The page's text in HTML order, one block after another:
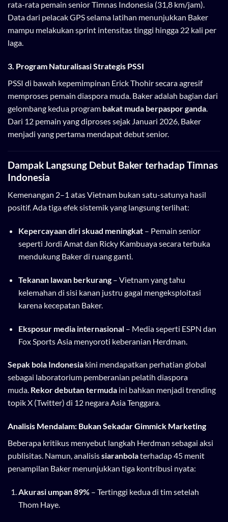
rata-rata pemain senior Timnas Indonesia (31,8 km/jam).
Data dari pelacak GPS selama latihan menunjukkan Baker
mampu melakukan sprint intensitas tinggi hingga 22 kali per
laga.
3. Program Naturalisasi Strategis PSSI
PSSI di bawah kepemimpinan Erick Thohir secara agresif
memproses pemain diaspora muda. Baker adalah bagian dari
gelombang kedua program bakat muda berpaspor ganda.
Dari 12 pemain yang diproses sejak Januari 2026, Baker
menjadi yang pertama mendapat debut senior.
Dampak Langsung Debut Baker terhadap Timnas
Indonesia
Kemenangan 2–1 atas Vietnam bukan satu-satunya hasil
positif. Ada tiga efek sistemik yang langsung terlihat:
Kepercayaan diri skuad meningkat– Pemain senior
seperti Jordi Amat dan Ricky Kambuaya secara terbuka
mendukung Baker di ruang ganti.
Tekanan lawan berkurang– Vietnam yang tahu
kelemahan di sisi kanan justru gagal mengeksploitasi
karena kecepatan Baker.
Eksposur media internasional– Media seperti ESPN dan
Fox Sports Asia menyoroti keberanian Herdman.
Sepak bola Indonesia kini mendapatkan perhatian global
sebagai laboratorium pemberanian pelatih diaspora
muda. Rekor debutan termuda ini bahkan menjadi trending
topik X (Twitter) di 12 negara Asia Tenggara.
Analisis Mendalam: Bukan Sekadar Gimmick Marketing
Beberapa kritikus menyebut langkah Herdman sebagai aksi
publisitas. Namun, analisissiaranbolaterhadap 45 menit
penampilan Baker menunjukkan tiga kontribusi nyata:
Akurasi umpan 89%– Tertinggi kedua di tim setelah
Thom Haye.